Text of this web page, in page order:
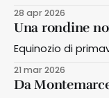
28 apr 2026
Una rondine
Equinozio di
21 mar 2026
Da